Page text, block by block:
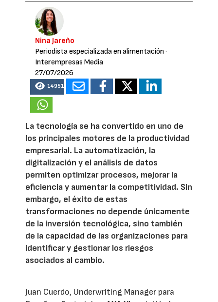
Nina Jareño
Periodista especializada en alimentación ·
Interempresas Media
27/07/2026
14951
La tecnología se ha convertido en uno de
los principales motores de la productividad
empresarial. La automatización, la
digitalización y el análisis de datos
permiten optimizar procesos, mejorar la
eficiencia y aumentar la competitividad. Sin
embargo, el éxito de estas
transformaciones no depende únicamente
de la inversión tecnológica, sino también
de la capacidad de las organizaciones para
identificar y gestionar los riesgos
asociados al cambio.
Juan Cuerdo, Underwriting Manager para